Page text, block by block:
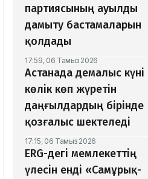
партиясының ауылды
дамыту бастамаларын
қолдады
17:59, 06 Тамыз 2026
Астанада демалыс күні
көлік көп жүретін
даңғылдардың бірінде
қозғалыс шектеледі
17:15, 06 Тамыз 2026
ERG-дегі мемлекеттің
үлесін енді «Самұрық-